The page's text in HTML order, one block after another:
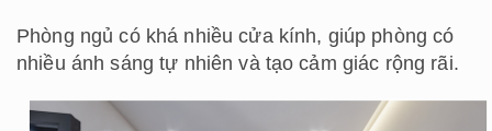
Phòng ngủ có khá nhiều cửa kính, giúp phòng có
nhiều ánh sáng tự nhiên và tạo cảm giác rộng rãi.